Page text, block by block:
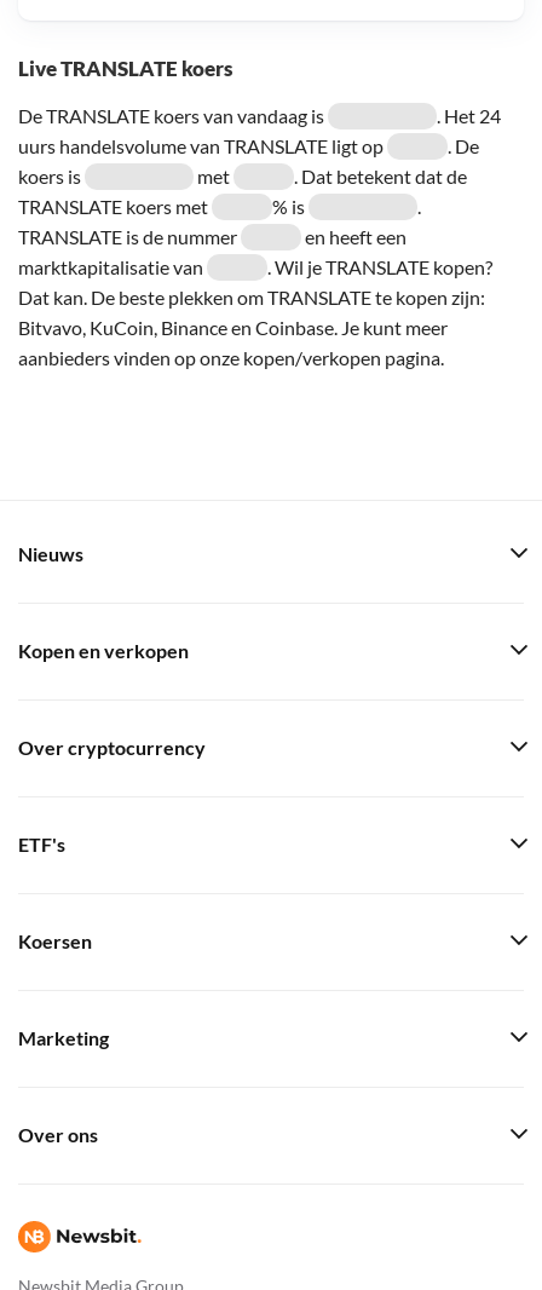
Live TRANSLATE koers
De TRANSLATE koers van vandaag is
. Het 24
uurs handelsvolume van TRANSLATE ligt op
. De
koers is
met
. Dat betekent dat de
TRANSLATE koers met
% is
.
TRANSLATE is de nummer
en heeft een
marktkapitalisatie van
. Wil je TRANSLATE kopen?
Dat kan. De beste plekken om TRANSLATE te kopen zijn:
Bitvavo, KuCoin, Binance en Coinbase. Je kunt meer
aanbieders vinden op onze kopen/verkopen pagina.
Newsbit Media Group
Nieuws
Kopen en verkopen
Over cryptocurrency
ETF's
Koersen
Marketing
Over ons